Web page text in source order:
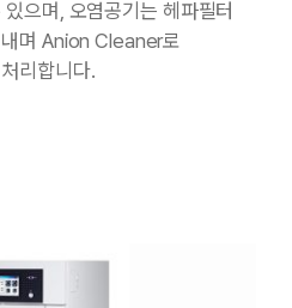
으며, 오염공기는 헤파필터
며 Anion Cleaner로
리합니다.